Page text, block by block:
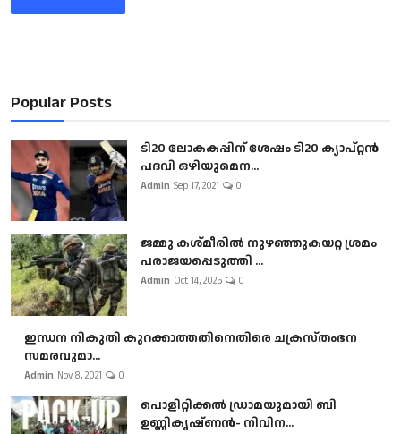
Popular Posts
ടി20 ലോകകപ്പിന് ശേഷം ടി20 ക്യാപ്റ്റൻ
പദവി ഒഴിയുമെന...
Admin Sep 17, 2021 0
ജമ്മു കശ്മീരിൽ നുഴഞ്ഞുകയറ്റ ശ്രമം
പരാജയപ്പെടുത്തി ...
Admin Oct 14, 2025 0
ഇന്ധന നികുതി കുറക്കാത്തതിനെതിരെ ചക്രസ്തംഭന
സമരവുമാ...
Admin Nov 8, 2021 0
പൊളിറ്റിക്കല്‍ ഡ്രാമയുമായി ബി
ഉണ്ണികൃഷ്ണന്‍- നിവിന...